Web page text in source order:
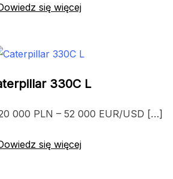
się więcej
330C L
000 PLN – 52 000 EUR/USD […]
się więcej